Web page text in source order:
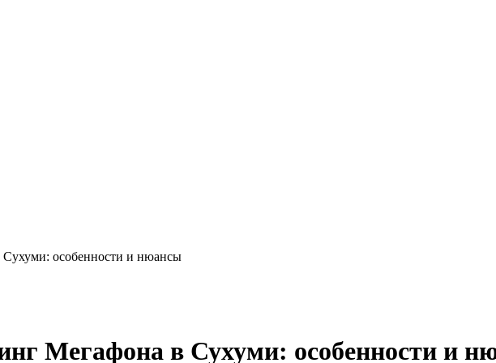
Сухуми: особенности и нюансы
Мегафона в Сухуми: особенности и